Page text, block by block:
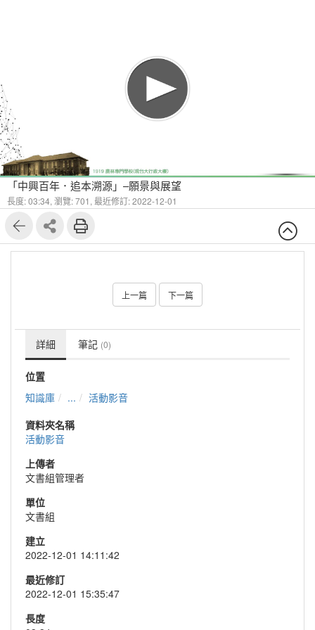
「中興百年．追本溯源」–願景與展望
長度: 03:34, 瀏覽: 701, 最近修訂: 2022-12-01
上一篇 下一篇
詳細 筆記 (0)
位置
知識庫
...
活動影音
資料夾名稱
活動影音
上傳者
文書組管理者
單位
文書組
建立
2022-12-01 14:11:42
最近修訂
2022-12-01 15:35:47
長度